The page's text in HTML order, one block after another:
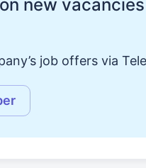
new
job offers via